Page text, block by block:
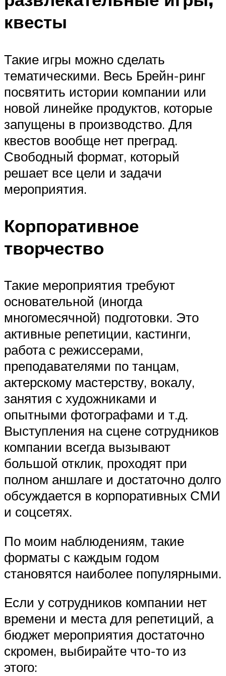
квесты
Такие игры можно сделать
тематическими. Весь Брейн-ринг
посвятить истории компании или
новой линейке продуктов, которые
запущены в производство. Для
квестов вообще нет преград.
Свободный формат, который
решает все цели и задачи
мероприятия.
Корпоративное
творчество
Такие мероприятия требуют
основательной (иногда
многомесячной) подготовки. Это
активные репетиции, кастинги,
работа с режиссерами,
преподавателями по танцам,
актерскому мастерству, вокалу,
занятия с художниками и
опытными фотографами и т.д.
Выступления на сцене сотрудников
компании всегда вызывают
большой отклик, проходят при
полном аншлаге и достаточно долго
обсуждается в корпоративных СМИ
и соцсетях.
По моим наблюдениям, такие
форматы с каждым годом
становятся наиболее популярными.
Если у сотрудников компании нет
времени и места для репетиций, а
бюджет мероприятия достаточно
скромен, выбирайте что-то из
этого: